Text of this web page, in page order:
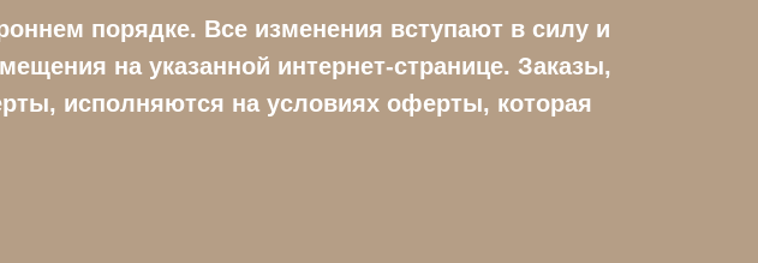
порядке. Все изменения вступают в силу и
на указанной интернет-странице. Заказы,
исполняются на условиях оферты, которая